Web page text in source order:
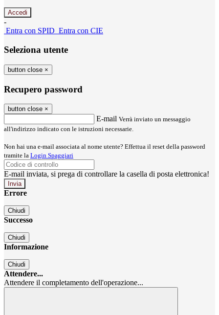
-
Entra con SPID Entra con CIE
Seleziona utente
button close ×
Recupero password
button close ×
E-mail Verrà inviato un messaggio
all'indirizzo indicato con le istruzioni necessarie.
Non hai una e-mail associata al nome utente? Effettua il reset della password
tramite la Login Spaggiari
E-mail inviata, si prega di controllare la casella di posta elettronica!
Errore
Chiudi
Successo
Chiudi
Informazione
Chiudi
Attendere...
Attendere il completamento dell'operazione...